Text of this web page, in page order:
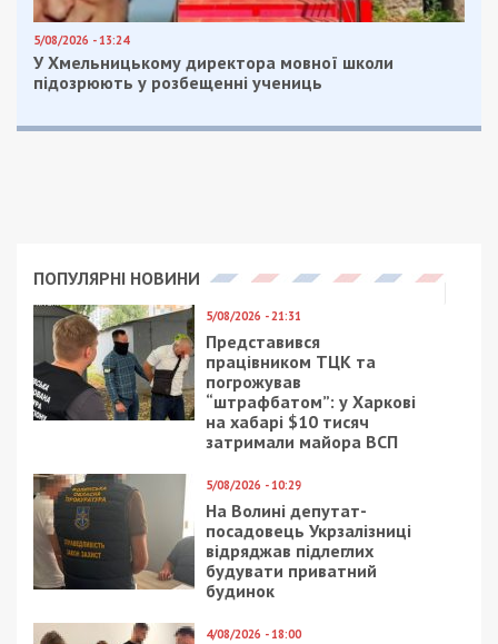
5/08/2026 - 13:24
У Хмельницькому директора мовної школи
підозрюють у розбещенні учениць
ПОПУЛЯРНІ НОВИНИ
5/08/2026 - 21:31
Представився
працівником ТЦК та
погрожував
“штрафбатом”: у Харкові
на хабарі $10 тисяч
затримали майора ВСП
5/08/2026 - 10:29
На Волині депутат-
посадовець Укрзалізниці
відряджав підлеглих
будувати приватний
будинок
4/08/2026 - 18:00